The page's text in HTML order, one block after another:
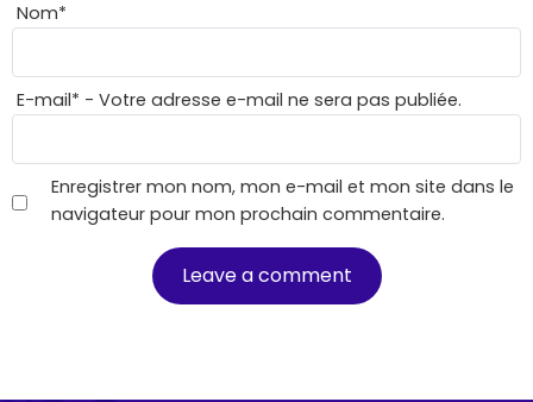
Nom*
E-mail* - Votre adresse e-mail ne sera pas publiée.
Enregistrer mon nom, mon e-mail et mon site dans le
navigateur pour mon prochain commentaire.